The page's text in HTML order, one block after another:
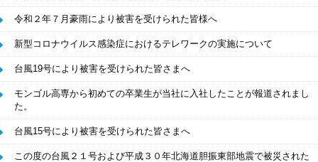
令和２年７月豪雨により被害を受けられた皆様へ
新型コロナウイルス感染症におけるテレワークの実施について
台風19号により被害を受けられた皆さまへ
モンゴル高専から初めての卒業生が当社に入社したことが報道されまし
た。
台風15号により被害を受けられた皆さまへ
この度の台風２１号および平成３０年北海道胆振東部地震で被災された